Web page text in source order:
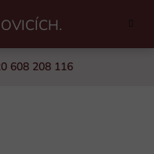
608 208 116